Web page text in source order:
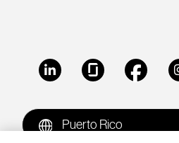
LinkedIn Glassdoor
Puerto Rico